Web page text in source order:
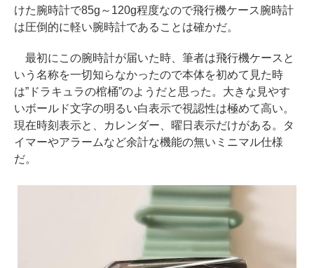
けた腕時計で85g～120g程度なので飛行機ケース腕時計
は圧倒的に軽い腕時計であることは確かだ。
最初にこの腕時計が届いた時、筆者は飛行機ケースと
いう名称を一切知らなかったので本体を初めて見た時
は”ドラキュラの棺桶”のようだと思った。大きな見やす
いボールド文字の明るい白表示で視認性は極めて高い。
現在時刻表示と、カレンダー、曜日表示だけがある。タ
イマーやアラームなど余計な機能の無いミニマル仕様
だ。